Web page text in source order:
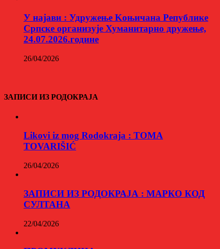
У најави : Удружење Kоњичана Републике
Српске организује Хуманитарно дружење,
24.07.2026.године
26/04/2026
ЗАПИСИ ИЗ РОДОКРАЈА
Likovi iz mog Rodokraja : TOMA
TOVARIŠIĆ
26/04/2026
ЗАПИСИ ИЗ РОДОКРАЈА : МАРКО КОД
СУЛТАНА
22/04/2026